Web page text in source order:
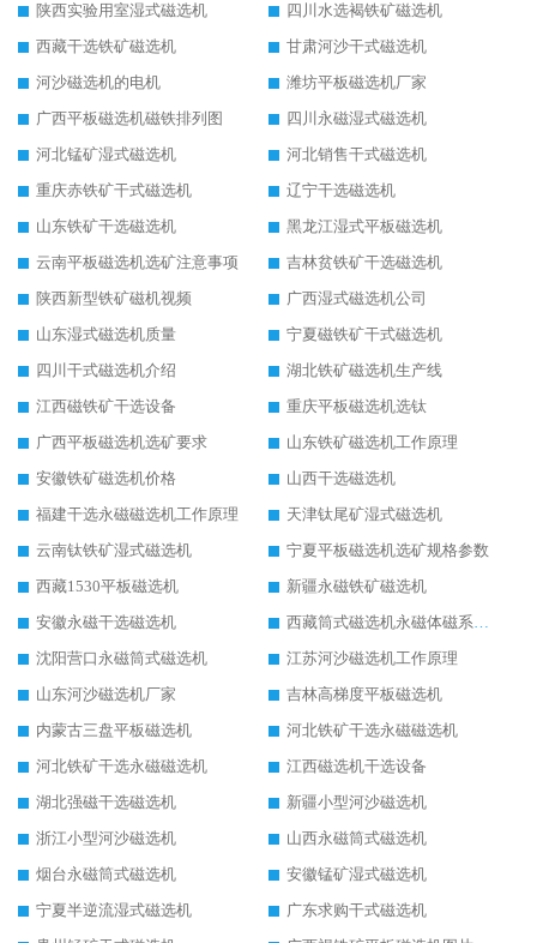
陕西实验用室湿式磁选机
四川水选褐铁矿磁选机
西藏干选铁矿磁选机
甘肃河沙干式磁选机
河沙磁选机的电机
潍坊平板磁选机厂家
广西平板磁选机磁铁排列图
四川永磁湿式磁选机
河北锰矿湿式磁选机
河北销售干式磁选机
重庆赤铁矿干式磁选机
辽宁干选磁选机
山东铁矿干选磁选机
黑龙江湿式平板磁选机
云南平板磁选机选矿注意事项
吉林贫铁矿干选磁选机
陕西新型铁矿磁机视频
广西湿式磁选机公司
山东湿式磁选机质量
宁夏磁铁矿干式磁选机
四川干式磁选机介绍
湖北铁矿磁选机生产线
江西磁铁矿干选设备
重庆平板磁选机选钛
广西平板磁选机选矿要求
山东铁矿磁选机工作原理
安徽铁矿磁选机价格
山西干选磁选机
福建干选永磁磁选机工作原理
天津钛尾矿湿式磁选机
云南钛铁矿湿式磁选机
宁夏平板磁选机选矿规格参数
西藏1530平板磁选机
新疆永磁铁矿磁选机
安徽永磁干选磁选机
西藏筒式磁选机永磁体磁系设计
沈阳营口永磁筒式磁选机
江苏河沙磁选机工作原理
山东河沙磁选机厂家
吉林高梯度平板磁选机
内蒙古三盘平板磁选机
河北铁矿干选永磁磁选机
河北铁矿干选永磁磁选机
江西磁选机干选设备
湖北强磁干选磁选机
新疆小型河沙磁选机
浙江小型河沙磁选机
山西永磁筒式磁选机
烟台永磁筒式磁选机
安徽锰矿湿式磁选机
宁夏半逆流湿式磁选机
广东求购干式磁选机